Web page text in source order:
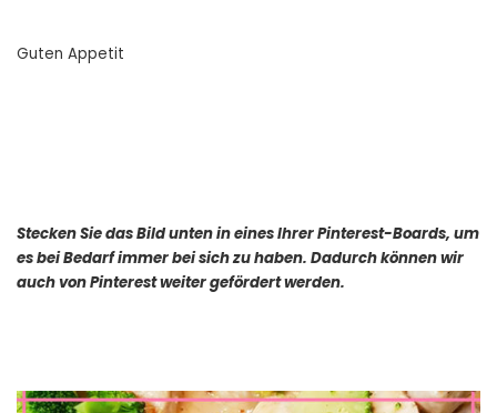
Guten Appetit
Stecken Sie das Bild unten in eines Ihrer Pinterest-Boards, um
es bei Bedarf immer bei sich zu haben. Dadurch können wir
auch von Pinterest weiter gefördert werden.